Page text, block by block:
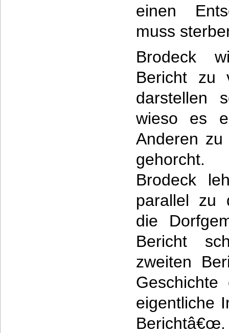
einen
muss
Brodeck
Bericht zu
darstellen
wieso es
Anderen zu
Brodeck
parallel zu
die
Bericht
zweiten
eigentliche
Berichtâ€œ.